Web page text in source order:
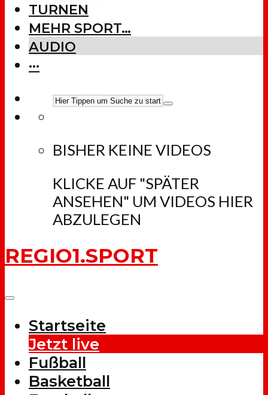
TURNEN
MEHR SPORT…
AUDIO
···
BISHER KEINE VIDEOS
KLICKE AUF "SPÄTER
ANSEHEN" UM VIDEOS HIER
ABZULEGEN
REGIO1.SPORT
Startseite
Jetzt live
Fußball
Basketball